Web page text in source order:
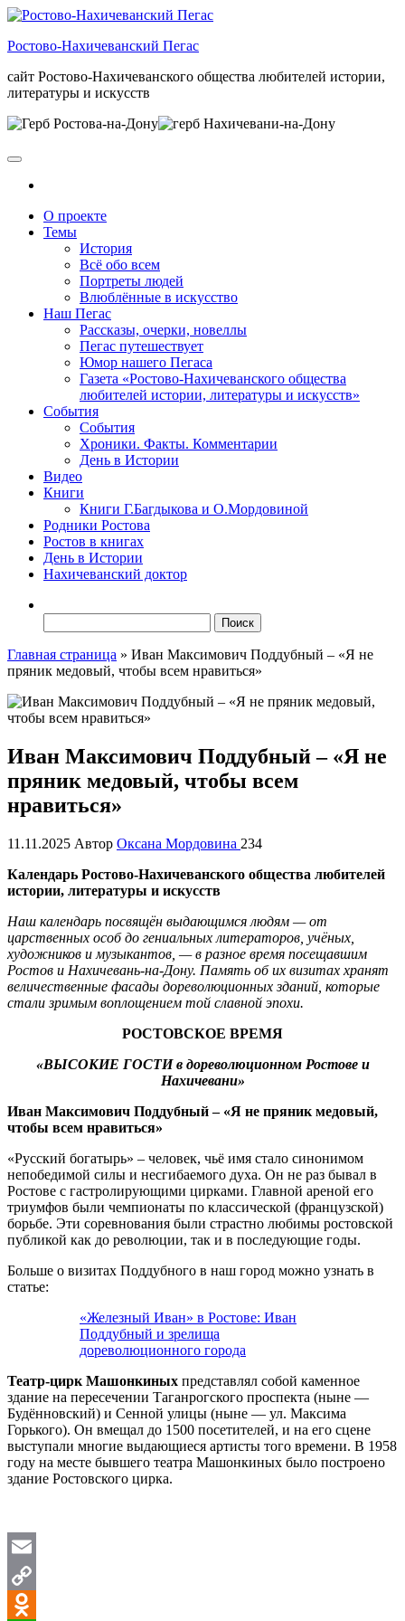
Skip
the
Ростово-Нахичеванский Пегас
сайт Ростово-Нахичеванского общества любителей истории,
литературы и искусств
О проекте
Темы
История
Всё обо всем
Портреты людей
Влюблённые в искусство
Наш Пегас
Рассказы, очерки, новеллы
Пегас путешествует
Юмор нашего Пегаса
Газета «Ростово-Нахичеванского общества
любителей истории, литературы и искусств»
События
События
Хроники. Факты. Комментарии
День в Истории
Видео
Книги
Книги Г.Багдыкова и О.Мордовиной
Родники Ростова
Ростов в книгах
День в Истории
Нахичеванский доктор
Главная страница » Иван Максимович Поддубный – «Я не
пряник медовый, чтобы всем нравиться»
Иван Максимович Поддубный – «Я не
пряник медовый, чтобы всем
нравиться»
11.11.2025 Автор Оксана Мордовина 234
Календарь Ростово-Нахичеванского общества любителей
истории, литературы и искусств
Наш календарь посвящён выдающимся людям — от
царственных особ до гениальных литераторов, учёных,
художников и музыкантов, — в разное время посещавшим
Ростов и Нахичевань-на-Дону. Память об их визитах хранят
величественные фасады дореволюционных зданий, которые
стали зримым воплощением той славной эпохи.
РОСТОВСКОЕ ВРЕМЯ
«ВЫСОКИЕ ГОСТИ в дореволюционном Ростове и
Нахичевани»
Иван Максимович Поддубный – «Я не пряник медовый,
чтобы всем нравиться»
«Русский богатырь» – человек, чьё имя стало синонимом
непобедимой силы и несгибаемого духа. Он не раз бывал в
Ростове с гастролирующими цирками. Главной ареной его
триумфов были чемпионаты по классической (французской)
борьбе. Эти соревнования были страстно любимы ростовской
публикой как до революции, так и в последующие годы.
Больше о визитах Поддубного в наш город можно узнать в
статье:
«Железный Иван» в Ростове: Иван
Поддубный и зрелища
дореволюционного города
Театр-цирк Машонкиных представлял собой каменное
здание на пересечении Таганрогского проспекта (ныне —
Будённовский) и Сенной улицы (ныне — ул. Максима
Горького). Он вмещал до 1500 посетителей, и на его сцене
выступали многие выдающиеся артисты того времени. В 1958
году на месте бывшего театра Машонкиных было построено
здание Ростовского цирка.
Email
Copy